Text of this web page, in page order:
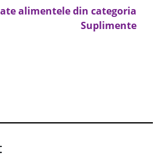
alimentele din categoria
Suplimente